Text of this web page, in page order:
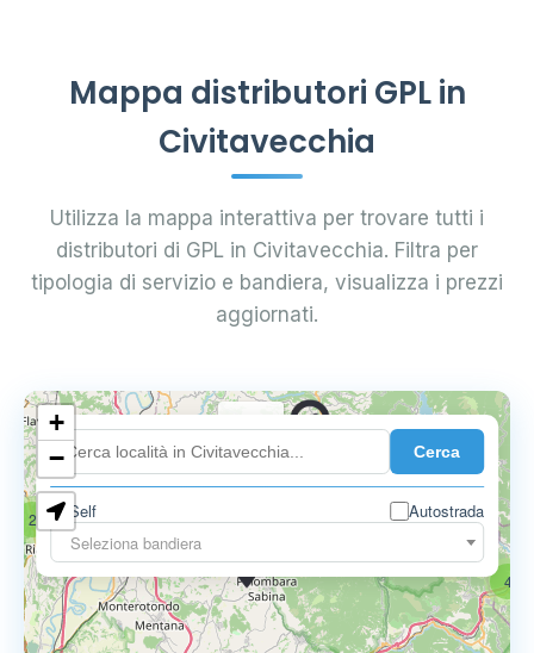
Mappa distributori GPL in
Civitavecchia
Utilizza la mappa interattiva per trovare tutti i
distributori di GPL in Civitavecchia. Filtra per
tipologia di servizio e bandiera, visualizza i prezzi
aggiornati.
Cerca
Self
Autostrada
Seleziona bandiera
2
18
4
+
−